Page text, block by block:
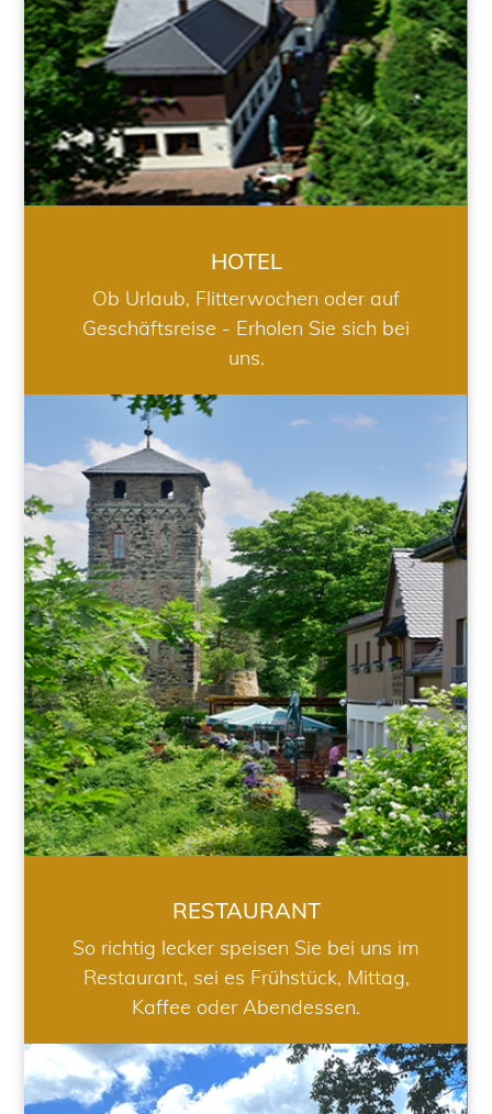
HOTEL
Ob Urlaub, Flitterwochen oder auf
Geschäftsreise - Erholen Sie sich bei
uns.
RESTAURANT
RESTAURANT
So richtig lecker speisen Sie bei uns im
Restaurant, sei es Frühstück, Mittag,
Kaffee oder Abendessen.